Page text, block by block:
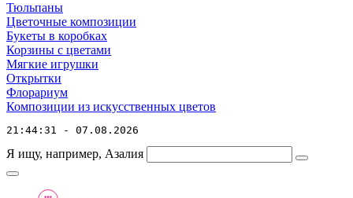
Тюльпаны
Цветочные композиции
Букеты в коробках
Корзины с цветами
Мягкие игрушки
Открытки
Флорариум
Композиции из искусственных цветов
21:44:31 - 07.08.2026
Я ищу, например, Азалия